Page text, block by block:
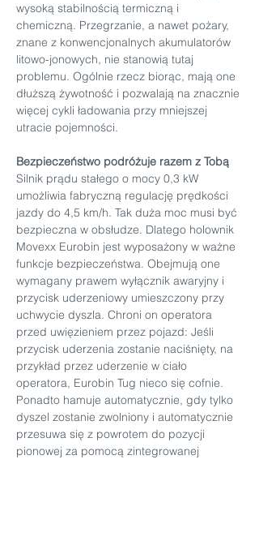
wysoką stabilnością termiczną i
chemiczną. Przegrzanie, a nawet pożary,
znane z konwencjonalnych akumulatorów
litowo-jonowych, nie stanowią tutaj
problemu. Ogólnie rzecz biorąc, mają one
dłuższą żywotność i pozwalają na znacznie
więcej cykli ładowania przy mniejszej
utracie pojemności.
Bezpieczeństwo podróżuje razem z Tobą
Silnik prądu stałego o mocy 0,3 kW
umożliwia fabryczną regulację prędkości
jazdy do 4,5 km/h. Tak duża moc musi być
bezpieczna w obsłudze. Dlatego holownik
Movexx Eurobin jest wyposażony w ważne
funkcje bezpieczeństwa. Obejmują one
wymagany prawem wyłącznik awaryjny i
przycisk uderzeniowy umieszczony przy
uchwycie dyszla. Chroni on operatora
przed uwięzieniem przez pojazd: Jeśli
przycisk uderzenia zostanie naciśnięty, na
przykład przez uderzenie w ciało
operatora, Eurobin Tug nieco się cofnie.
Ponadto hamuje automatycznie, gdy tylko
dyszel zostanie zwolniony i automatycznie
przesuwa się z powrotem do pozycji
pionowej za pomocą zintegrowanej